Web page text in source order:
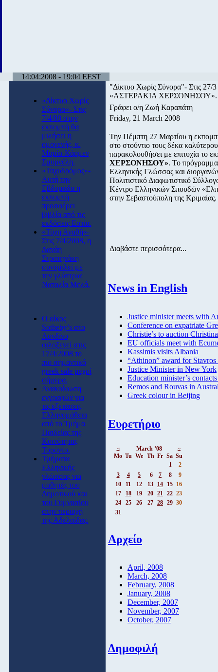
14:04:2008 - 19:04 EEST
«Δίκτυο Χωρίς
Σύνορα»- Στις
7/4/08 στην
εκπομπή θα
μιλήσει η
ομογενής, κ.
Μαρία-Κάρμεν
Σμυρνέλη.
«Ταχυδρόμος»-
Αυτή την
Εβδομάδα η
εκπομπή
προσφέρει
βιβλία από τις
εκδόσεις Εστία.
«Τύχη Αγαθή»-
Στις 7/4/2008, η
Δανάη
Στρατηγάκη
συνομιλεί με
την γλύπτρια
Ναταλία Μελά.
O οίκος
Sotheby’s στο
Λονδίνο
φιλοξενεί στις
17/4/2008 το
πιο σημαντικό
greek sale μεχρί
σήμερα.
Ανακοίνωση
εγγραφών για
τις εξετάσεις
Ελληνομάθεια
από το Τμήμα
Παιδείας της
Κοινότητας
Τορόντο.
Τμήματα
Ελληνικής
γλώσσας για
μαθητές του
Δημοτικού και
του Γυμνασίου
στην περιοχή
της Αδελαΐδας.
"Δίκτυο Χωρίς Σύνορα"- Στις 27/
«ΑΣΤΕΡΑΚΙΑ ΧΕΡΣΟΝΗΣΟΥ».
Γράφει ο/η Ζωή Καραπάτη
Friday, 21 March 2008
Την Πέμπτη 27 Μαρτίου η
στο στούντιο τους δέκα
παρακολουθήσει με επιτυχία το
ΧΕΡΣΟΝΗΣΟΥ». Το πρόγραμμα
Ελληνικής Γλώσσας και
Πολιτιστικό Διαφωτιστικό
Κέντρο Ελληνικών Σπουδών
στην Σεβαστούπολη της Κριμαίας.
Διαβάστε περισσότερα...
News in English
Justice minister meets with
Conference on expatriate
Christie’s to auction
EU officials meet with
Kassimis visits Albania
“Athinon” award for
Justice Minister in New York
Education minister’s
Remos and Rouvas in
Greek colour in Beijing
Ευρετήριο
<< March ’08 >>
Mo Tu We Th Fr Sa Su
1
2
3
4 5 6 7 8
9
10
11 12 13 14 15
16
17
18 19 20 21 22 23
24
25 26 27 28 29 30
31
Αρχείο
April, 2008
March, 2008
February, 2008
January, 2008
December, 2007
November, 2007
October, 2007
Δημοφιλή